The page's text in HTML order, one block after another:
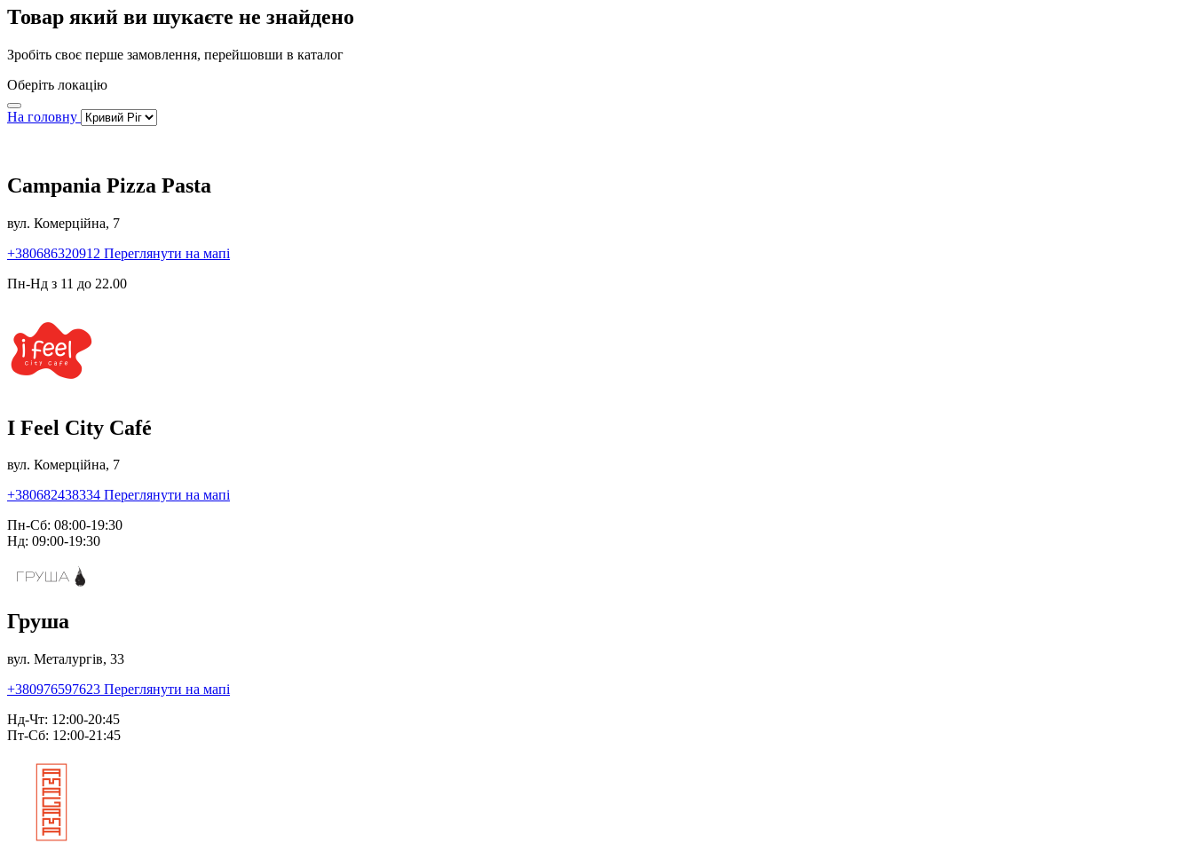
Товар який ви шукаєте не знайдено
Зробіть своє перше замовлення, перейшовши в каталог
Оберіть локацію
На головну
Campania Pizza Pasta
вул. Комерційна, 7
+380686320912 Переглянути на мапі
Пн-Нд з 11 до 22.00
I Feel City Café
вул. Комерційна, 7
+380682438334 Переглянути на мапі
Пн-Сб: 08:00-19:30
Нд: 09:00-19:30
Груша
вул. Металургів, 33
+380976597623 Переглянути на мапі
Нд-Чт: 12:00-20:45
Пт-Сб: 12:00-21:45